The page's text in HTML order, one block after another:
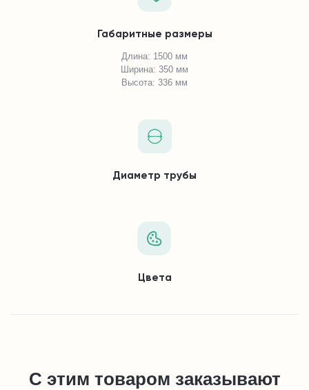
Габаритные размеры
Длина: 1500 мм
Ширина: 350 мм
Высота: 336 мм
Диаметр трубы
Цвета
С этим товаром заказывают